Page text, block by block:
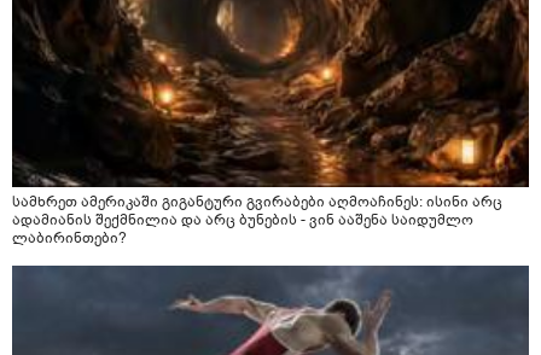
სამხრეთ ამერიკაში გიგანტური გვირაბები აღმოაჩინეს: ისინი არც
ადამიანის შექმნილია და არც ბუნების - ვინ ააშენა საიდუმლო
ლაბირინთები?